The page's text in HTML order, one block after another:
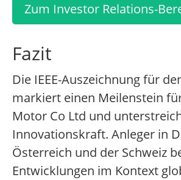
Zum Investor Relations-
Fazit
Die IEEE-Auszeichnung für
markiert einen Meilenstein
Motor Co Ltd und
Innovationskraft. Anleger in
Österreich und der Schweiz
Entwicklungen im Kontext